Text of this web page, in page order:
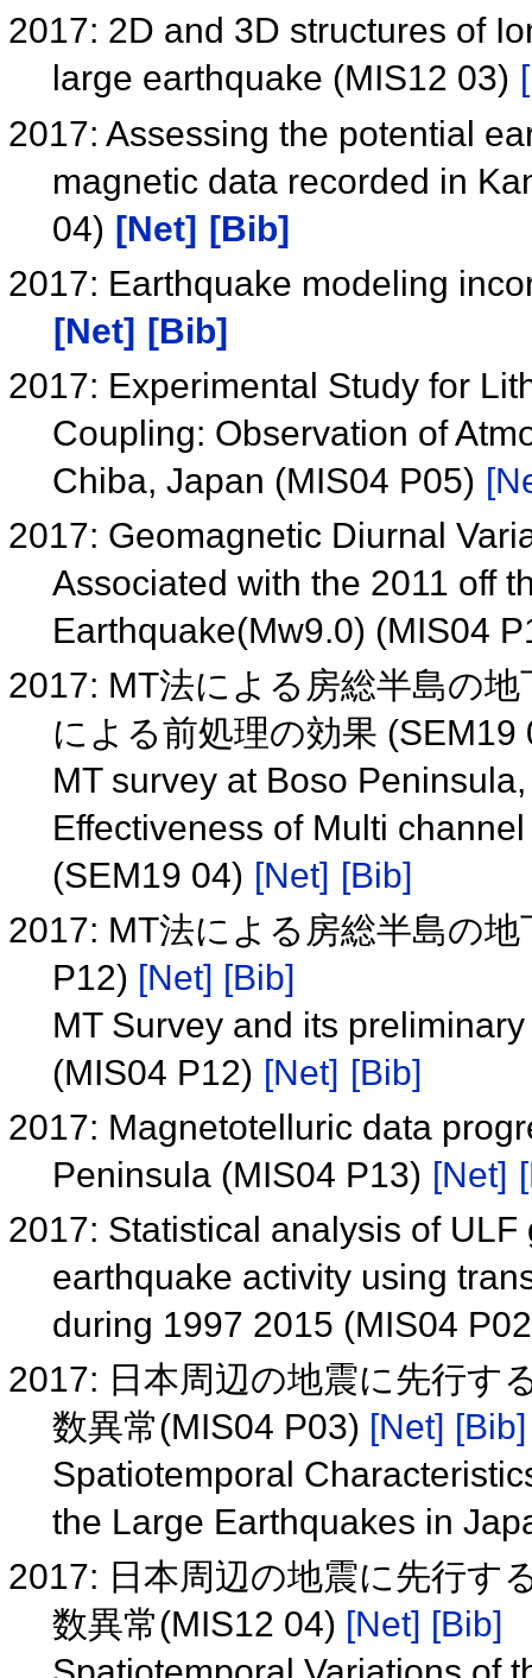
2017: 2D and 3D structures of
large earthquake (MIS12 03)
2017: Assessing the potential
magnetic data recorded in
04) [Net] [Bib]
2017: Earthquake modeling
[Net] [Bib]
2017: Experimental Study for
Coupling: Observation of
Chiba, Japan (MIS04 P05)
2017: Geomagnetic Diurnal
Associated with the 2011 off
Earthquake(Mw9.0) (MIS04
2017: MT法による房総半島の
による前処理の効果
MT survey at Boso
Effectiveness of Multi
(SEM19 04) [Net] [Bib]
2017: MT法による房総半島の
P12) [Net] [Bib]
MT Survey and its
(MIS04 P12) [Net] [Bib]
2017: Magnetotelluric data
Peninsula (MIS04 P13) [Net]
2017: Statistical analysis of
earthquake activity using
during 1997 2015 (MIS04
2017: 日本周辺の地震に先行す
数異常(MIS04 P03) [Net] [Bib]
Spatiotemporal
the Large Earthquakes in
2017: 日本周辺の地震に先行す
数異常(MIS12 04) [Net] [Bib]